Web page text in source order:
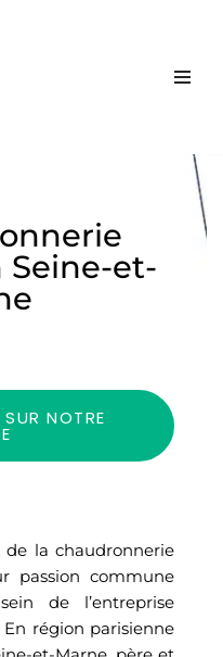
et-
NOTRE
de la chaudronnerie
passion commune
de l’entreprise
région parisienne